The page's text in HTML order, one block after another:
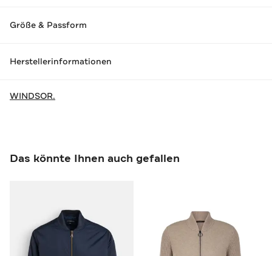
Größe & Passform
Herstellerinformationen
WINDSOR.
Das könnte Ihnen auch gefallen